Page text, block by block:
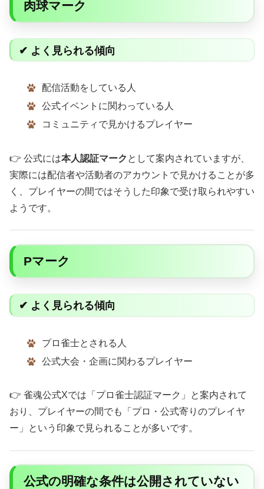
肉球マーク
✔ よく見られる傾向
配信活動をしている人
公式イベントに関わっている人
コミュニティで見かけるプレイヤー
👉 公式には本人認証マーク として案内されていますが、
実際には配信者や活動者のアカウントで見かけることが多
く、プレイヤーの間ではそうした印象で受け取られやすい
ようです。
Pマーク
✔ よく見られる傾向
プロ雀士とされる人
公式大会・企画に関わるプレイヤー
👉 雀魂公式Xでは「プロ雀士認証マーク」と案内されて
おり、プレイヤーの間でも「プロ・公式寄りのプレイヤ
ー」という印象で見られることが多いです。
公式の明確な条件は公開されていない